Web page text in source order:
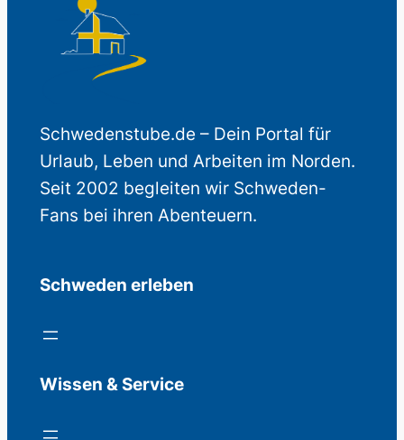
Schwedenstube.de – Dein Portal für
Urlaub, Leben und Arbeiten im Norden.
Seit 2002 begleiten wir Schweden-
Fans bei ihren Abenteuern.
Schweden erleben
Wissen & Service